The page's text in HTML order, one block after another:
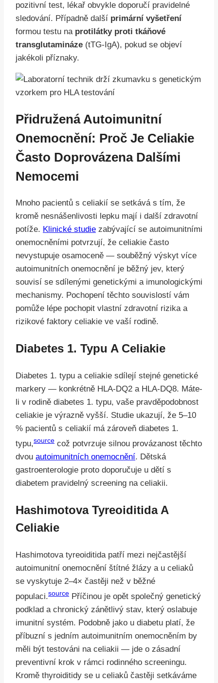
pozitivní test, lékař obvykle doporučí pravidelné
sledování. Případně další primární vyšetření
formou testu na protilátky proti tkáňové
transglutamináze (tTG-IgA), pokud se objeví
jakékoli příznaky.
Přidružená Autoimunitní
Onemocnění: Proč Je Celiakie
Často Doprovázena Dalšími
Nemocemi
Mnoho pacientů s celiakií se setkává s tím, že
kromě nesnášenlivosti lepku mají i další zdravotní
potíže. Klinické studie zabývající se autoimunitními
onemocněními potvrzují, že celiakie často
nevystupuje osamoceně — souběžný výskyt více
autoimunitních onemocnění je běžný jev, který
souvisí se sdílenými genetickými a imunologickými
mechanismy. Pochopení těchto souvislostí vám
pomůže lépe pochopit vlastní zdravotní rizika a
rizikové faktory celiakie ve vaší rodině.
Diabetes 1. Typu A Celiakie
Diabetes 1. typu a celiakie sdílejí stejné genetické
markery — konkrétně HLA-DQ2 a HLA-DQ8. Máte-
li v rodině diabetes 1. typu, vaše pravděpodobnost
celiakie je výrazně vyšší. Studie ukazují, že 5–10
% pacientů s celiakií má zároveň diabetes 1.
typu,source což potvrzuje silnou provázanost těchto
dvou autoimunitních onemocnění. Dětská
gastroenterologie proto doporučuje u dětí s
diabetem pravidelný screening na celiakii.
Hashimotova Tyreoiditida A
Celiakie
Hashimotova tyreoiditida patří mezi nejčastější
autoimunitní onemocnění štítné žlázy a u celiaků
se vyskytuje 2–4× častěji než v běžné
populaci.source Příčinou je opět společný genetický
podklad a chronický zánětlivý stav, který oslabuje
imunitní systém. Podobně jako u diabetu platí, že
příbuzní s jedním autoimunitním onemocněním by
měli být testováni na celiakii — jde o zásadní
preventivní krok v rámci rodinného screeningu.
Kromě thyroiditidy se u celiaků častěji setkáváme